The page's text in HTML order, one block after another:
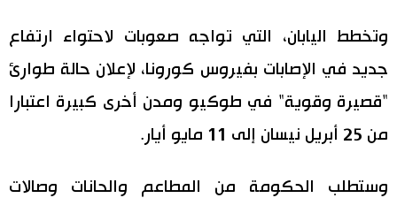
وتخطط اليابان، التي تواجه صعوبات لاحتواء ارتفاع
جديد في الإصابات بفيروس كورونا، لإعلان حالة طوارئ
"قصيرة وقوية" في طوكيو ومدن أخرى كبيرة اعتبارا
من 25 أبريل نيسان إلى 11 مايو أيار.
وستطلب الحكومة من المطاعم والحانات وصالات